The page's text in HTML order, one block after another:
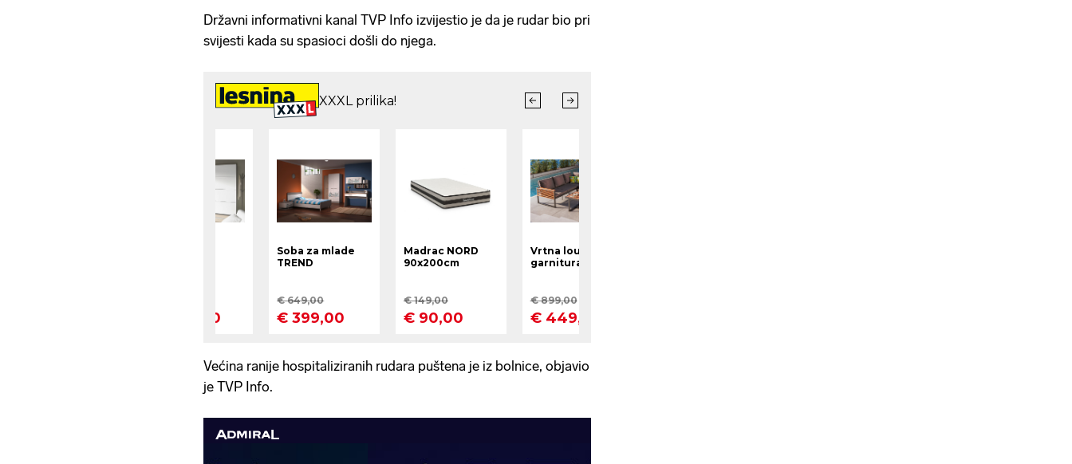
Državni informativni kanal TVP Info izvijestio je da je rudar bio pri
svijesti kada su spasioci došli do njega.
Većina ranije hospitaliziranih rudara puštena je iz bolnice, objavio
je TVP Info.